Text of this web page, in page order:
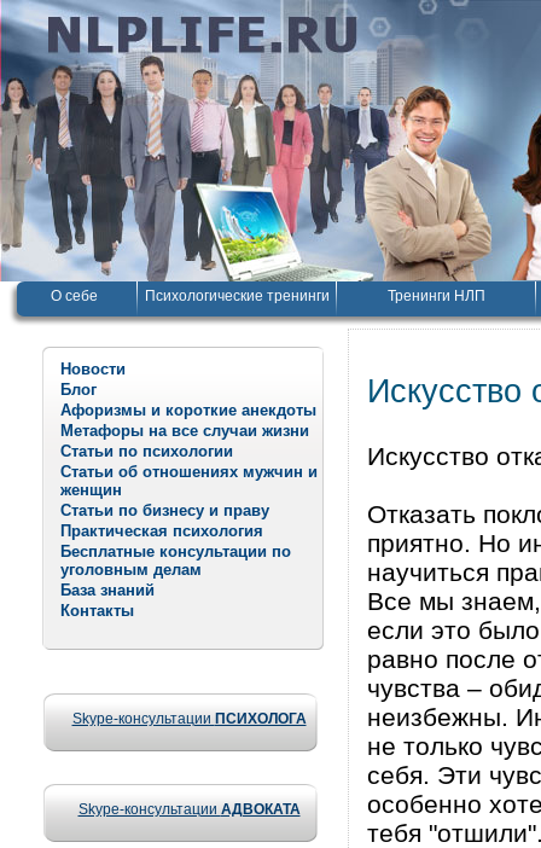
О себе Психологические тренинги Тренинги НЛП
Новости
Блог
Афоризмы и короткие анекдоты
Метафоры на все случаи жизни
Статьи по психологии
Статьи об отношениях мужчин и
женщин
Статьи по бизнесу и праву
Практическая психология
Бесплатные консультации по
уголовным делам
База знаний
Контакты
Skype-консультации ПСИХОЛОГА
Skype-консультации АДВОКАТА
Искусство
Искусство
Отказать
приятно. Но
научиться
Все мы знаем,
если это
равно после
чувства –
неизбежны.
не только
себя. Эти
особенно
тебя